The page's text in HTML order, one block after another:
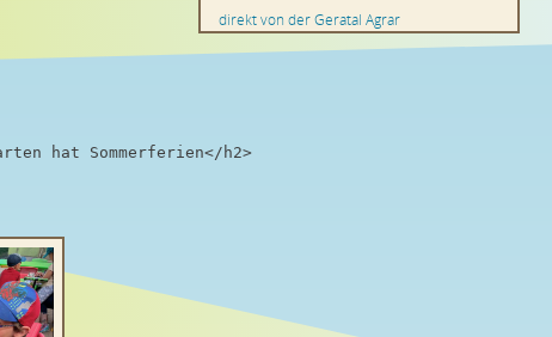
hat Sommerferien</h2>
direkt von der Geratal Agrar